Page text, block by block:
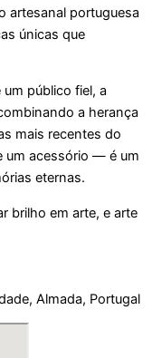
artesanal portuguesa
únicas que
público fiel, a
a herança
mais recentes do
um acessório — é um
eternas.
brilho em arte, e arte
Almada, Portugal